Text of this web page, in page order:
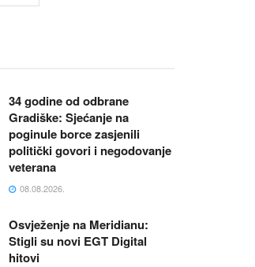
34 godine od odbrane
Gradiške: Sjećanje na
poginule borce zasjenili
politički govori i negodovanje
veterana
08.08.2026.
Osvježenje na Meridianu:
Stigli su novi EGT Digital
hitovi